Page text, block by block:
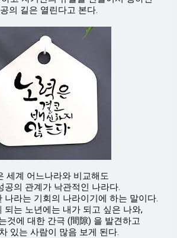
의 길은 열린다고 본다.
세계 어느나라와 비교해도
공의 관계가 낙관적인 나라다.
나라는 기회의 나라이기에 하는 말이다.
되는 노년에는 내가 되고 싶은 나와,
것에 대한 간극 (間隙) 을 발견하고
있는 사람이 많음 보게 된다.